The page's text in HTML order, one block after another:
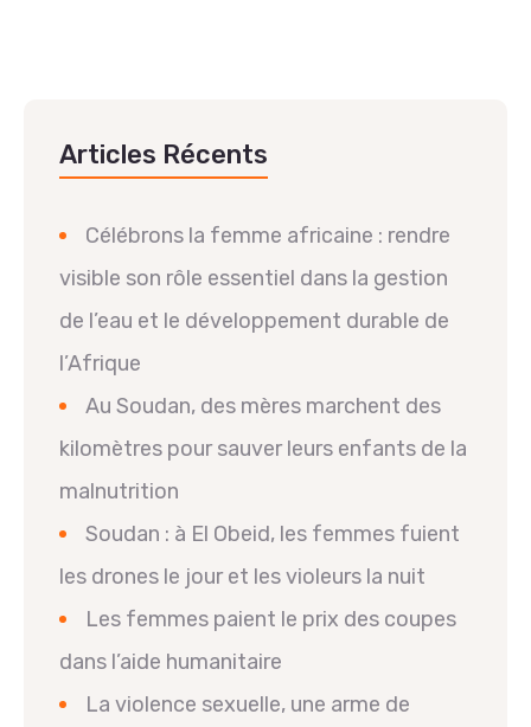
Articles Récents
Célébrons la femme africaine : rendre
visible son rôle essentiel dans la gestion
de l’eau et le développement durable de
l’Afrique
Au Soudan, des mères marchent des
kilomètres pour sauver leurs enfants de la
malnutrition
Soudan : à El Obeid, les femmes fuient
les drones le jour et les violeurs la nuit
Les femmes paient le prix des coupes
dans l’aide humanitaire
La violence sexuelle, une arme de